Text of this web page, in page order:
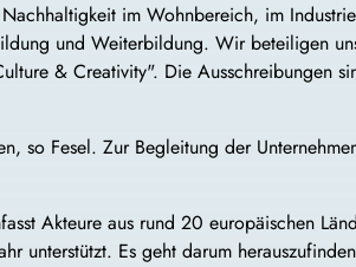
im Wohnbereich, im
und Weiterbildung. Wir beteiligen
& Creativity". Die Ausschreibungen
so Fesel. Zur Begleitung der
Akteure aus rund 20 europäischen
unterstützt. Es geht darum